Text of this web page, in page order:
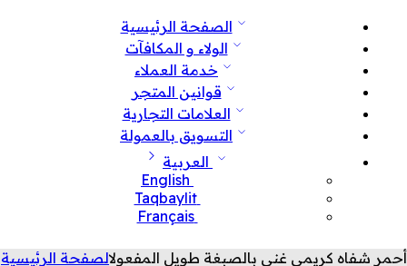
الصفحة الرئيسية
الولاء و المكافآت
خدمة العملاء
قوانين المتجر
العلامات التجارية
التسويق بالعمولة
العربية
English
Taqbaylit
Français
أحمر شفاه كريمي غني بالصبغة طويل المفعولالصفحة الرئيسية